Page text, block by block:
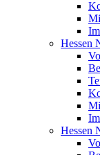
Hessen
Hessen